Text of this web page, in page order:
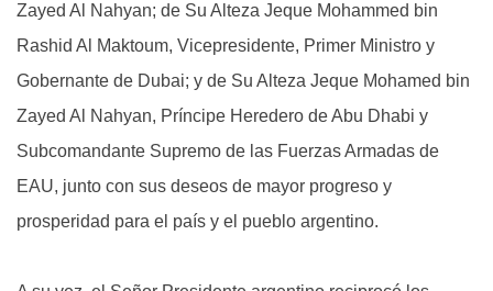
Zayed Al Nahyan; de Su Alteza Jeque Mohammed bin
Rashid Al Maktoum, Vicepresidente, Primer Ministro y
Gobernante de Dubai; y de Su Alteza Jeque Mohamed bin
Zayed Al Nahyan, Príncipe Heredero de Abu Dhabi y
Subcomandante Supremo de las Fuerzas Armadas de
EAU, junto con sus deseos de mayor progreso y
prosperidad para el país y el pueblo argentino.